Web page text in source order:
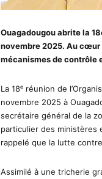
Ouagadougou abrite la
novembre 2025. Au cœur
mécanismes de contrôle
La 18ᵉ réunion de
novembre 2025 à
secrétaire général de la
particulier des ministères
rappelé que la lutte
Assimilé à une tricherie